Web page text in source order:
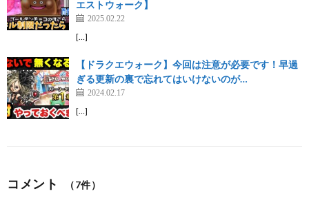
エストウォーク】
2025.02.22
[…]
【ドラクエウォーク】今回は注意が必要です！早過
ぎる更新の裏で忘れてはいけないのが…
2024.02.17
[…]
コメント （7件）